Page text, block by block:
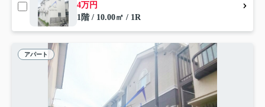
4万円
1階 / 10.00㎡ / 1R
アパート